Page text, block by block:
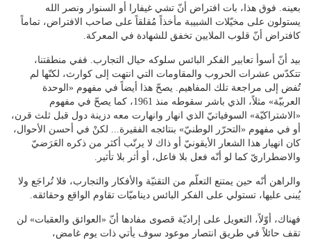
بعينه. فوق هذا، بات افتراض أنّ تشي غيفارا أو السنوار ونصر الله
يستولون على مخيّلات الشبيبة مأخذاً مُقلقاً على صاحب الافتراض، تماماً
كافتراض أنّ قلوب الملايين تخفق للشهادة في المعركة.
بيد أنّ أسوأ تعابير الفكر البائس سلوكه حيال التجارب. ففي منطقتنا،
تتكدّس عشرات الحروب والمقاومات التي انتهت إلى كوارث، لكنّها لم
تُفض إلى مراجعة تلك المفاهيم. يصحّ هذا أيضاً في مفهوم «الوحدة
العربيّة» مثلاً، الذي باشر سقوطه منذ 1961، كما يصحّ في مفهوم
«الاشتراكيّة» السوفياتيّ الذي انهار وانهارت معه دزينة دول قبل ثلث قرن،
أو في مفهوم «التحرّر الوطنيّ» بنتائجه الفقيرة... لكنْ في أحسن الأحوال،
كان انهيار هذا الشعار الأيقونيّ أو ذاك لا يرتّب أكثر من ذكره العَرَضيّ
والاضطراريّ كما لو أنّه فعل بلا فاعل، أو أثر بلا تأثير.
والراهن أنّه حين يمتنع التعلّم من التقنيّة والأفكار والتجارب، فلا تُراجَع ولا
يُبنى عليها، تستولي على الفكر البائس ديناميّات تقاوم الواقع وحقائقه.
فهناك، أوّلاً، التعويل على إراديّة قصوى مفادها أنّ «العوائق والعقبات» لن
تقف حائلاً في طريق انتصار موعود سوف يأتي ذات يوم غامض،